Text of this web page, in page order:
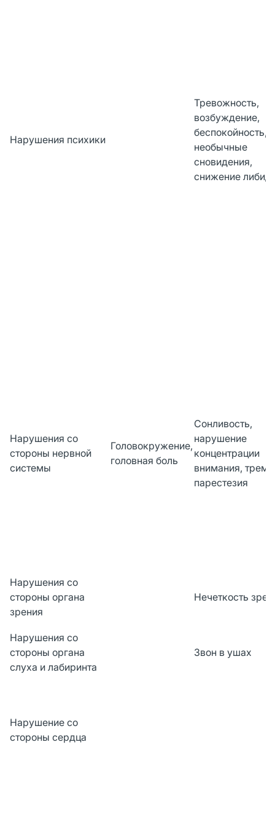
Нарушения психики
Тревожность,
возбуждение,
беспокойность,
необычные
сновидения,
снижение
Нарушения со
стороны нервной
системы
Головокружение,
головная боль
Сонливость,
нарушение
концентрации
внимания,
парестезия
Нарушения со
стороны органа
зрения
Нечеткость
Нарушения со
стороны органа
слуха и лабиринта
Звон в ушах
Нарушение со
стороны сердца